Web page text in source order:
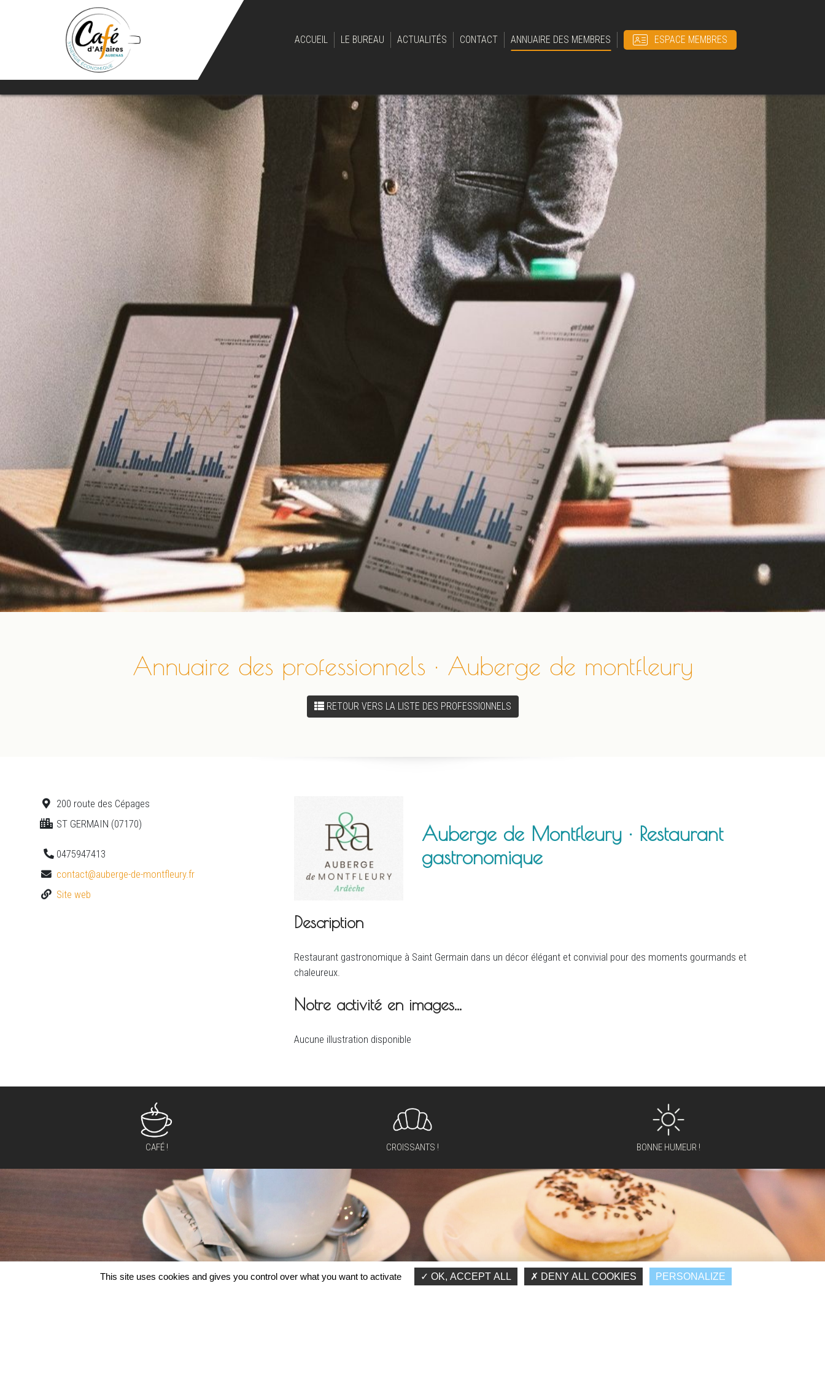
ACCUEIL LE BUREAU ACTUALITÉS CONTACT ANNUAIRE DES MEMBRES ESPACE MEMBRES
Annuaire des professionnels · Auberge de montfleury
RETOUR VERS LA LISTE DES PROFESSIONNELS
200 route des Cépages
ST GERMAIN (07170)
0475947413
contact@auberge-de-montfleury.fr
Site web
Auberge de Montfleury · Restaurant
gastronomique
Description
Restaurant gastronomique à Saint Germain dans un décor élégant et convivial pour des moments gourmands et
chaleureux.
Notre activité en images...
Aucune illustration disponible
CAFÉ ! CROISSANTS ! BONNE HUMEUR !
This site uses cookies and gives you control over what you want to activate OK, ACCEPT ALL DENY ALL COOKIES PERSONALIZE